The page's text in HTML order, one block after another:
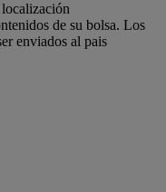
de su bolsa. Los
enviados al pais